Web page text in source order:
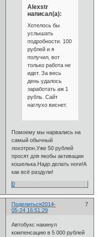
Alexstr
написал(а):
Хотелось бы
услышать
подробности. 100
рублей и я
получил, вот
только работа не
идет. За весь
день удалось
заработать аж 1
рубль. Сайт
наглухо виснет.
Помоему мы нарвались на
самый обычный
лохотрон.Уже 50 рублей
просят для якобы активации
кошелька.Надо делать ноги!А
как всё раздули!
0
Поделиться 7
2014-
05-24 16:51:29
Автобукс накинул
компенсацию в 5 000 рублей